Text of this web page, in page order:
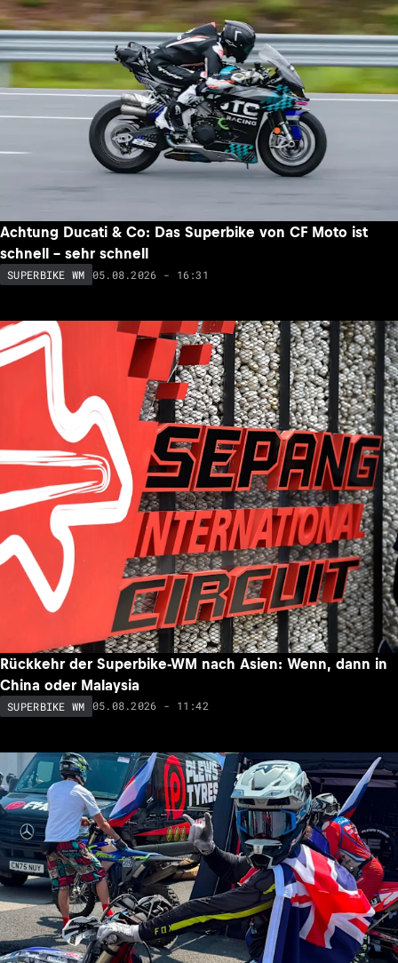
Achtung Ducati & Co: Das Superbike von CF Moto ist
schnell – sehr schnell
SUPERBIKE WM 05.08.2026 - 16:31
Rückkehr der Superbike-WM nach Asien: Wenn, dann in
China oder Malaysia
SUPERBIKE WM 05.08.2026 - 11:42